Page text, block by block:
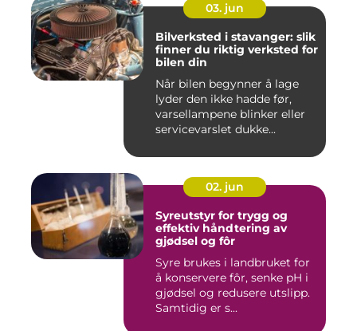
03. jun
Bilverksted i stavanger: slik
finner du riktig verksted for
bilen din
Når bilen begynner å lage
lyder den ikke hadde før,
varsellampene blinker eller
servicevarslet dukke...
02. jun
Syreutstyr for trygg og
effektiv håndtering av
gjødsel og fôr
Syre brukes i landbruket for
å konservere fôr, senke pH i
gjødsel og redusere utslipp.
Samtidig er s...